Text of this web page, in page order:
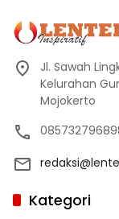
Jl. Sawah
Kelurahan
Mojokerto
Kategori